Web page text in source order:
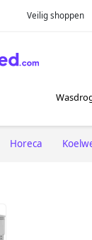
Veilig shoppen
Horeca